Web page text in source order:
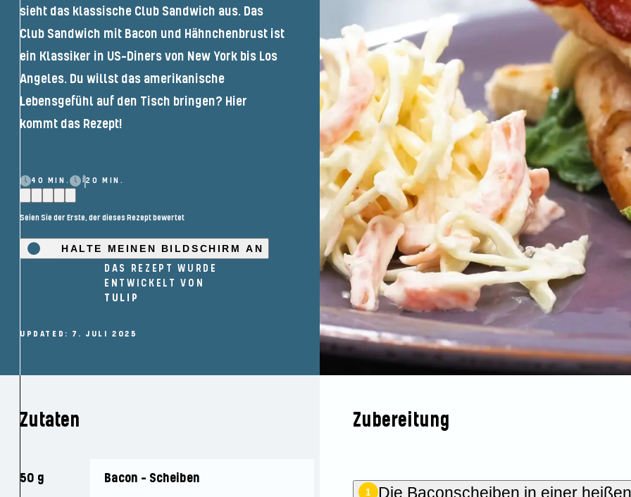
sieht das klassische Club Sandwich aus. Das
Club Sandwich mit Bacon und Hähnchenbrust ist
ein Klassiker in US-Dinersvon New York bis Los
Angeles. Du willst das amerikanische
Lebensgefühl auf den Tisch bringen? Hier
kommt das Rezept!
40 MIN. 20 MIN.
Seien Sie der Erste, der dieses Rezept bewertet
HALTE MEINEN BILDSCHIRM AN
DAS REZEPT WURDE
ENTWICKELT VON
TULIP
UPDATED: 7. JULI 2025
Zutaten
50 g
Bacon - Scheiben
Zubereitung
1
Die Baconscheiben in einer